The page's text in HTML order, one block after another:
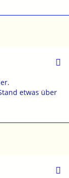
etwas über